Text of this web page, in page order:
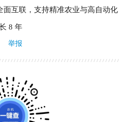
面互联，支持精准农业与高自动化
8 年
举报